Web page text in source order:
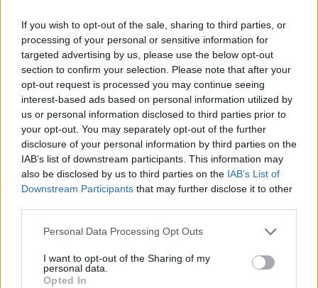
If you wish to opt-out of the sale, sharing to third parties, or
processing of your personal or sensitive information for
targeted advertising by us, please use the below opt-out
section to confirm your selection. Please note that after your
opt-out request is processed you may continue seeing
interest-based ads based on personal information utilized by
us or personal information disclosed to third parties prior to
your opt-out. You may separately opt-out of the further
disclosure of your personal information by third parties on the
IAB’s list of downstream participants. This information may
also be disclosed by us to third parties on the IAB’s List of
Downstream Participants that may further disclose it to other
Personal Data Processing Opt Outs
I want to opt-out of the Sharing of my
personal data.
Opted In
καρδιάς σας αν μαγειρεύετε με
ελαιόλαδο
11 Μαϊος 2026
ΣΧΕΤΙΚΑ ΑΡΘΡΑ